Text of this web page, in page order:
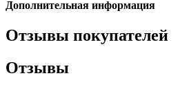
Дополнительная информация
Отзывы покупателей
Отзывы